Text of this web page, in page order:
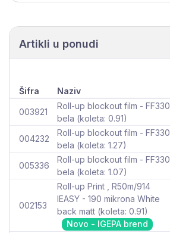
Artikli u ponudi
Šifra Naziv
003921
Roll-up blockout film - FF330
bela (koleta: 0.91)
004232
Roll-up blockout film - FF330
bela (koleta: 1.27)
005336
Roll-up blockout film - FF330
bela (koleta: 1.07)
002153
Roll-up Print , R50m/914
IEASY - 190 mikrona White
back matt (koleta: 0.91)
Novo - IGEPA brend